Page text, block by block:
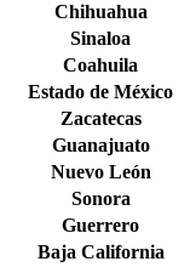
Chihuahua
Sinaloa
Coahuila
Estado de México
Zacatecas
Guanajuato
Nuevo León
Sonora
Guerrero
Baja California